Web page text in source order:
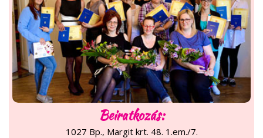
Beiratkozás:
1027 Bp., Margit krt. 48. 1.em./7.